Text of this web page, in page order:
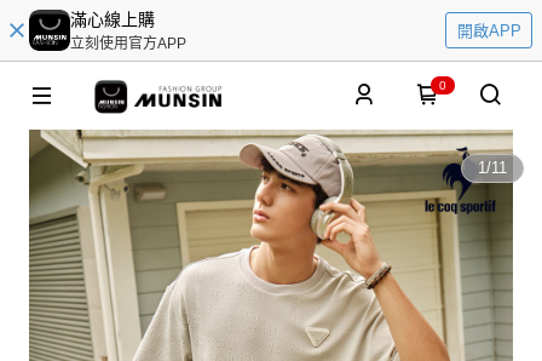
滿心線上購
立刻使用官方APP
開啟APP
0
1/11